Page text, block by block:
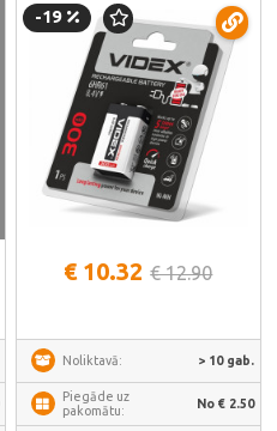
-19
€ 10.32 € 12.90
Noliktavā: > 10 gab.
Piegāde uz
pakomātu:
No € 2.50